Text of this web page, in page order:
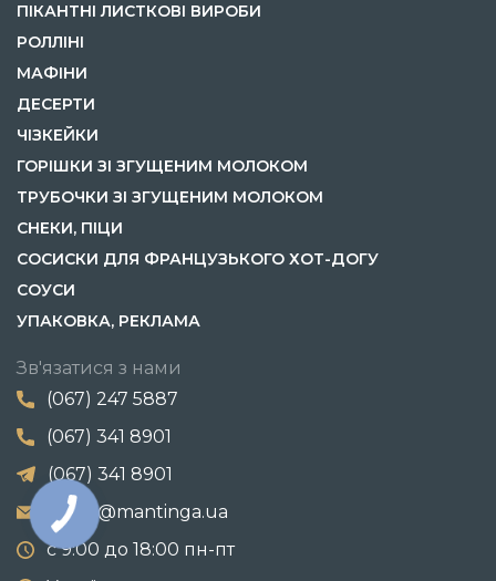
ПІКАНТНІ ЛИСТКОВІ ВИРОБИ
РОЛЛІНІ
МАФІНИ
ДЕСЕРТИ
ЧІЗКЕЙКИ
ГОРІШКИ ЗІ ЗГУЩЕНИМ МОЛОКОМ
ТРУБОЧКИ ЗІ ЗГУЩЕНИМ МОЛОКОМ
СНЕКИ, ПІЦИ
СОСИСКИ ДЛЯ ФРАНЦУЗЬКОГО ХОТ-ДОГУ
СОУСИ
УПАКОВКА, РЕКЛАМА
Зв'язатися з нами
(067) 247 5887
(067) 341 8901
(067) 341 8901
zakaz@mantinga.ua
с 9:00 до 18:00 пн-пт